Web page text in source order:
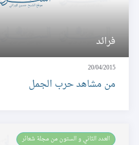
فرائد
20/04/2015
من مشاهد حرب الجمل
العـدد الثاني و الستون من مجلة شعائر